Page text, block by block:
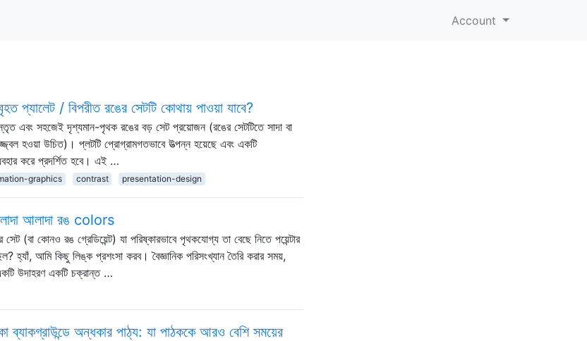
Account
প্যালেট / বিপরীত রঙের সেটটি কোথায় পাওয়া যাবে?
এবং সহজেই দৃশ্যমান-পৃথক রঙের বড় সেট প্রয়োজন (রঙের সেটটিতে সাদা বা
হওয়া উচিত)। প্লটটি প্রোগ্রামগতভাবে উত্পন্ন হয়েছে এবং একটি
করে প্রদর্শিত হবে। এই …
graphics contrast presentation-design
আলাদা রঙ colors
সেট (বা কোনও রঙ গ্রেডিয়েন্ট) যা পরিষ্কারভাবে পৃথকযোগ্য তা বেছে নিতে পয়েন্টার
হ্যাঁ, আমি কিছু লিঙ্ক প্রশংসা করব। বৈজ্ঞানিক পরিসংখ্যান তৈরি করার সময়,
উদাহরণ একটি চক্রান্ত …
ব্যাকগ্রাউন্ডে অন্ধকার পাঠ্য: যা পাঠককে আরও বেশি সময়ের